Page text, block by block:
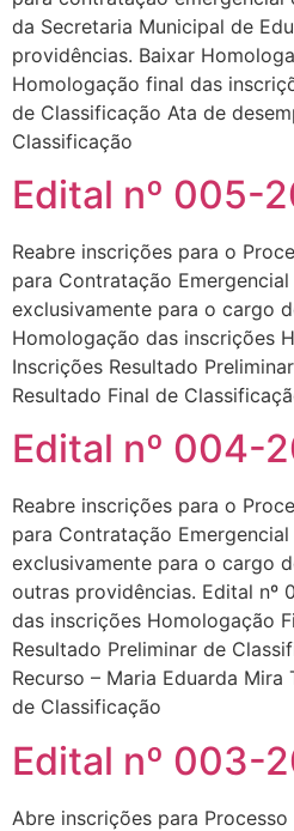
da Secretaria Municipal de
providências. Baixar
Homologação final das
de Classificação Ata de
Classificação
Edital nº 005-
Reabre inscrições para o
para Contratação Emergencial
exclusivamente para o cargo
Homologação das inscrições
Inscrições Resultado
Resultado Final de
Edital nº 004-
Reabre inscrições para o
para Contratação Emergencial
exclusivamente para o cargo
outras providências. Edital
das inscrições Homologação
Resultado Preliminar de
Recurso – Maria Eduarda Mira
de Classificação
Edital nº 003-
Abre inscrições para